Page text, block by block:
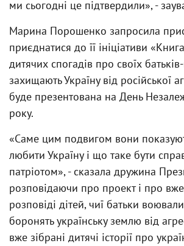
ми сьогодні це підтвердили», -
Марина Порошенко запросила
приєднатися до її ініціативи
дитячих спогадів про своїх батьків-
захищають Україну від російської
буде презентована на День
року.
«Саме цим подвигом вони
любити Україну і що таке бути
патріотом», - сказала дружина
розповідаючи про проект і про вже
розповіді дітей, чиї батьки
боронять українську землю від
вже зібрані дитячі історії про